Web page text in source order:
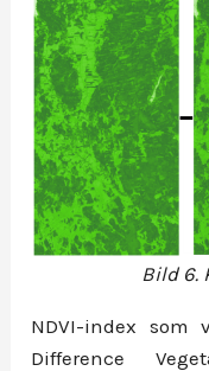
Bild 6.
NDVI-index som
Difference